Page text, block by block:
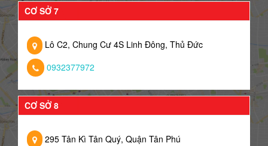
CƠ SỞ 7
Lô C2, Chung Cư 4S Linh Đông, Thủ Đức
0932377972
CƠ SỞ 8
295 Tân Kì Tân Quý, Quận Tân Phú